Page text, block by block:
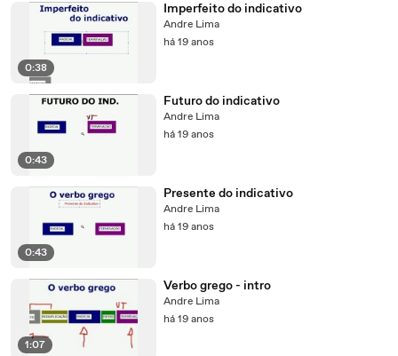
0:38
Imperfeito do indicativo
Andre Lima
há 19 anos
0:43
Futuro do indicativo
Andre Lima
há 19 anos
0:43
Presente do indicativo
Andre Lima
há 19 anos
1:07
Verbo grego - intro
Andre Lima
há 19 anos